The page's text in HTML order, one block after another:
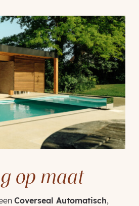
op maat
Coverseal Automatisch,